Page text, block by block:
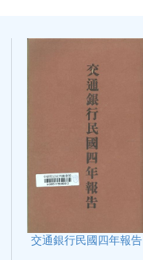
交通銀行民國四年報告